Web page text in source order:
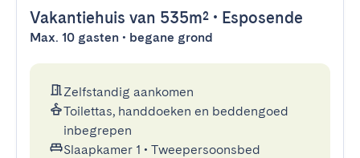
Vakantiehuis van 535m² • Esposende
Max. 10 gasten • begane grond
Zelfstandig aankomen
Toilettas, handdoeken en beddengoed
inbegrepen
Slaapkamer 1 • Tweepersoonsbed